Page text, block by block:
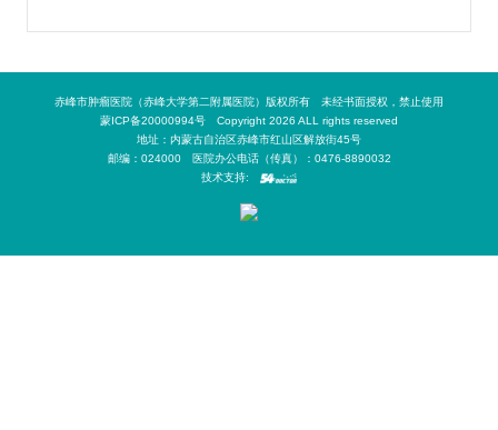
赤峰市肿瘤医院（赤峰大学第二附属医院）版权所有 未经书面授权，禁止使用
蒙ICP备20000994号 Copyright 2026 ALL rights reserved
地址：内蒙古自治区赤峰市红山区解放街45号
邮编：024000 医院办公电话（传真）：0476-8890032
技术支持: